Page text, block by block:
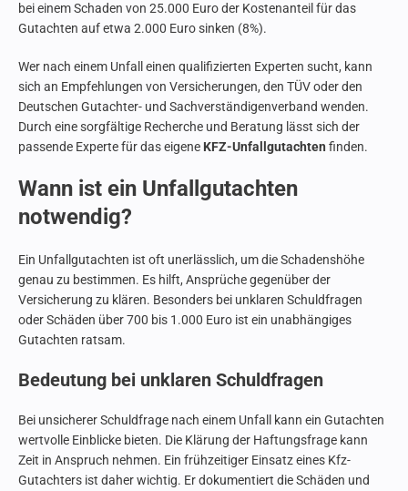
bei einem Schaden von 25.000 Euro der Kostenanteil für das
Gutachten auf etwa 2.000 Euro sinken (8%).
Wer nach einem Unfall einen qualifizierten Experten sucht, kann
sich an Empfehlungen von Versicherungen, den TÜV oder den
Deutschen Gutachter- und Sachverständigenverband wenden.
Durch eine sorgfältige Recherche und Beratung lässt sich der
passende Experte für das eigene KFZ-Unfallgutachten finden.
Wann ist ein Unfallgutachten
notwendig?
Ein Unfallgutachten ist oft unerlässlich, um die Schadenshöhe
genau zu bestimmen. Es hilft, Ansprüche gegenüber der
Versicherung zu klären. Besonders bei unklaren Schuldfragen
oder Schäden über 700 bis 1.000 Euro ist ein unabhängiges
Gutachten ratsam.
Bedeutung bei unklaren Schuldfragen
Bei unsicherer Schuldfrage nach einem Unfall kann ein Gutachten
wertvolle Einblicke bieten. Die Klärung der Haftungsfrage kann
Zeit in Anspruch nehmen. Ein frühzeitiger Einsatz eines Kfz-
Gutachters ist daher wichtig. Er dokumentiert die Schäden und